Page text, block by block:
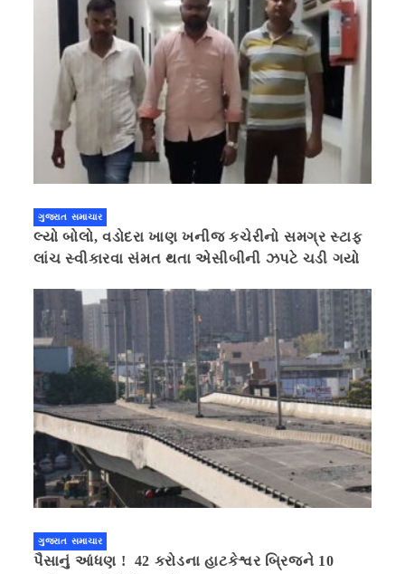
ગુજરાત સમાચાર
લ્યો બોલો, વડોદરા ખાણ ખનીજ કચેરીનો સમગ્ર સ્ટાફ
લાંચ સ્વીકારવા સંમત થતા એસીબીની ઝપટે ચડી ગયો
ગુજરાત સમાચાર
પૈસાનું આંધણ ! 42 કરોડના હાટકેશ્વર બ્રિજને 10